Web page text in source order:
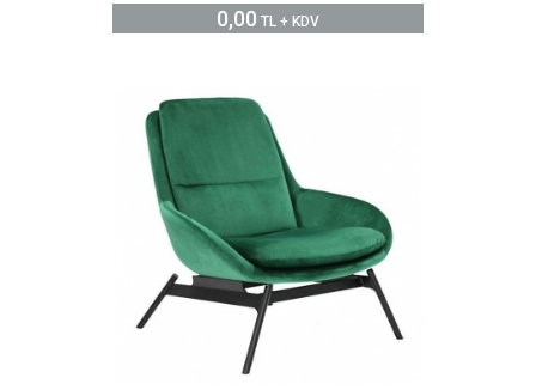
0,00 TL + KDV